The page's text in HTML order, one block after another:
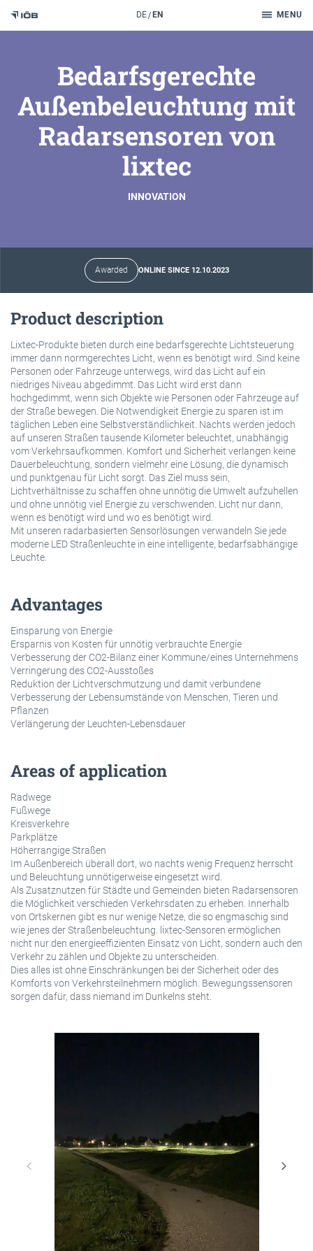
DE EN MENU
Bedarfsgerechte
Außenbeleuchtung mit
Radarsensoren von
lixtec
INNOVATION
Awarded ONLINE SINCE 12.10.2023
Product description
Lixtec-Produkte bieten durch eine bedarfsgerechte Lichtsteuerung
immer dann normgerechtes Licht, wenn es benötigt wird. Sind keine
Personen oder Fahrzeuge unterwegs, wird das Licht auf ein
niedriges Niveau abgedimmt. Das Licht wird erst dann
hochgedimmt, wenn sich Objekte wie Personen oder Fahrzeuge auf
der Straße bewegen. Die Notwendigkeit Energie zu sparen ist im
täglichen Leben eine Selbstverständlichkeit. Nachts werden jedoch
auf unseren Straßen tausende Kilometer beleuchtet, unabhängig
vom Verkehrsaufkommen. Komfort und Sicherheit verlangen keine
Dauerbeleuchtung, sondern vielmehr eine Lösung, die dynamisch
und punktgenau für Licht sorgt. Das Ziel muss sein,
Lichtverhältnisse zu schaffen ohne unnötig die Umwelt aufzuhellen
und ohne unnötig viel Energie zu verschwenden. Licht nur dann,
wenn es benötigt wird und wo es benötigt wird.
Mit unseren radarbasierten Sensorlösungen verwandeln Sie jede
moderne LED Straßenleuchte in eine intelligente, bedarfsabhängige
Leuchte.
Advantages
Einsparung von Energie
Ersparnis von Kosten für unnötig verbrauchte Energie
Verbesserung der CO2-Bilanz einer Kommune/eines Unternehmens
Verringerung des CO2-Ausstoßes
Reduktion der Lichtverschmutzung und damit verbundene
Verbesserung der Lebensumstände von Menschen, Tieren und
Pflanzen
Verlängerung der Leuchten-Lebensdauer
Areas of application
Radwege
Fußwege
Kreisverkehre
Parkplätze
Höherrangige Straßen
Im Außenbereich überall dort, wo nachts wenig Frequenz herrscht
und Beleuchtung unnötigerweise eingesetzt wird.
Als Zusatznutzen für Städte und Gemeinden bieten Radarsensoren
die Möglichkeit verschieden Verkehrsdaten zu erheben. Innerhalb
von Ortskernen gibt es nur wenige Netze, die so engmaschig sind
wie jenes der Straßenbeleuchtung. lixtec-Sensoren ermöglichen
nicht nur den energieeffizienten Einsatz von Licht, sondern auch den
Verkehr zu zählen und Objekte zu unterscheiden.
Dies alles ist ohne Einschränkungen bei der Sicherheit oder des
Komforts von Verkehrsteilnehmern möglich. Bewegungssensoren
sorgen dafür, dass niemand im Dunkelns steht.